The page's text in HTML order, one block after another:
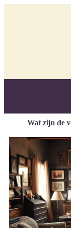
Wat zijn de